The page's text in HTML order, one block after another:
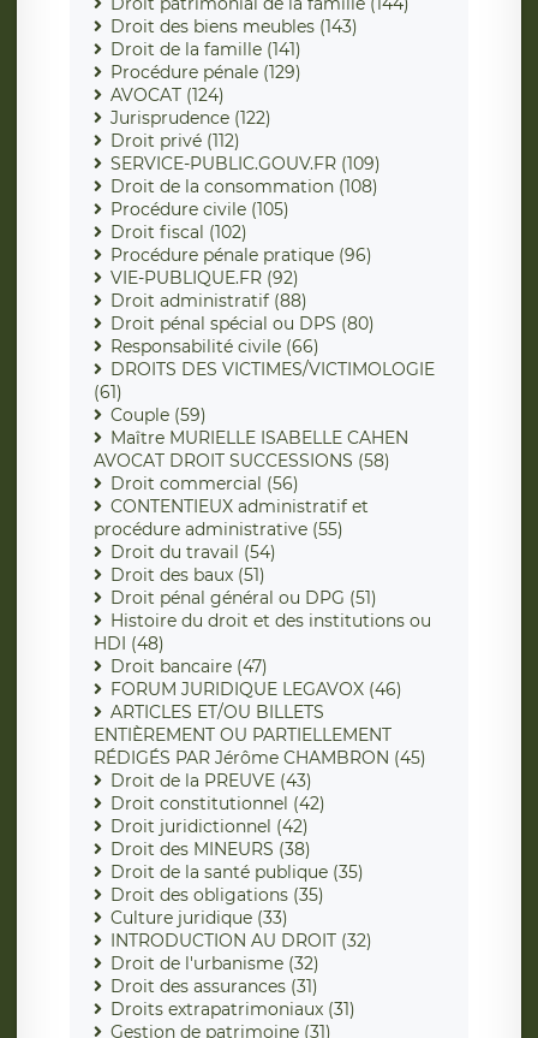
Droit des biens meubles (143)
Droit de la famille (141)
Procédure pénale (129)
AVOCAT (124)
Jurisprudence (122)
Droit privé (112)
SERVICE-PUBLIC.GOUV.FR (109)
Droit de la consommation (108)
Procédure civile (105)
Droit fiscal (102)
Procédure pénale pratique (96)
VIE-PUBLIQUE.FR (92)
Droit administratif (88)
Droit pénal spécial ou DPS (80)
Responsabilité civile (66)
DROITS DES VICTIMES/VICTIMOLOGIE
(61)
Couple (59)
Maître MURIELLE ISABELLE CAHEN
AVOCAT DROIT SUCCESSIONS (58)
Droit commercial (56)
CONTENTIEUX administratif et
procédure administrative (55)
Droit du travail (54)
Droit des baux (51)
Droit pénal général ou DPG (51)
Histoire du droit et des institutions ou
HDI (48)
Droit bancaire (47)
FORUM JURIDIQUE LEGAVOX (46)
ARTICLES ET/OU BILLETS
ENTIÈREMENT OU PARTIELLEMENT
RÉDIGÉS PAR Jérôme CHAMBRON (45)
Droit de la PREUVE (43)
Droit constitutionnel (42)
Droit juridictionnel (42)
Droit des MINEURS (38)
Droit de la santé publique (35)
Droit des obligations (35)
Culture juridique (33)
INTRODUCTION AU DROIT (32)
Droit de l'urbanisme (32)
Droit des assurances (31)
Droits extrapatrimoniaux (31)
Gestion de patrimoine (31)